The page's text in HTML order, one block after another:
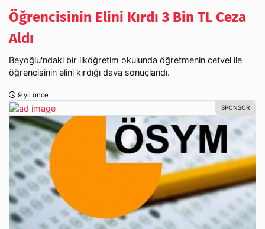
Öğrencisinin Elini Kırdı 3 Bin TL Ceza
Aldı
Beyoğlu'ndaki bir ilköğretim okulunda öğretmenin cetvel ile
öğrencisinin elini kırdığı dava sonuçlandı.
9 yıl önce